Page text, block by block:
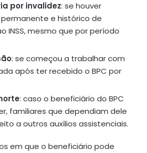
por invalidez: se houver
e histórico de
INSS, mesmo que por período
: se começou a trabalhar com
após ter recebido o BPC por
: caso o beneficiário do BPC
familiares que dependiam dele
a outros auxílios assistenciais.
em que o beneficiário pode